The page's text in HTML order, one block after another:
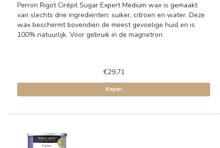
Perron Rigot Cirépil Sugar Expert Medium wax is gemaakt
van slechts drie ingrediënten: suiker, citroen en water. Deze
wax beschermt bovendien de meest gevoelige huid en is
100% natuurlijk. Voor gebruik in de magnetron
€29,71
Kopen